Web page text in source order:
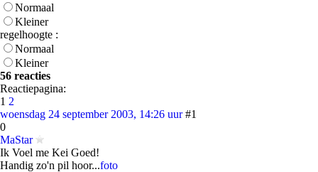
Normaal
Kleiner
regelhoogte :
Normaal
Kleiner
56 reacties
Reactiepagina:
1 2
woensdag 24 september 2003, 14:26 uur #1
0
MaStar
Ik Voel me Kei Goed!
Handig zo'n pil hoor...foto